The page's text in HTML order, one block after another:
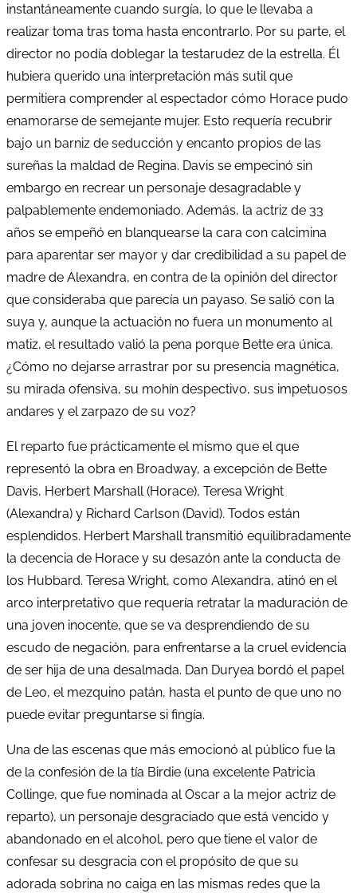
instantáneamente cuando surgía, lo que le llevaba a
realizar toma tras toma hasta encontrarlo. Por su parte, el
director no podía doblegar la testarudez de la estrella. Él
hubiera querido una interpretación más sutil que
permitiera comprender al espectador cómo Horace pudo
enamorarse de semejante mujer. Esto requería recubrir
bajo un barniz de seducción y encanto propios de las
sureñas la maldad de Regina. Davis se empecinó sin
embargo en recrear un personaje desagradable y
palpablemente endemoniado. Además, la actriz de 33
años se empeñó en blanquearse la cara con calcimina
para aparentar ser mayor y dar credibilidad a su papel de
madre de Alexandra, en contra de la opinión del director
que consideraba que parecía un payaso. Se salió con la
suya y, aunque la actuación no fuera un monumento al
matiz, el resultado valió la pena porque Bette era única.
¿Cómo no dejarse arrastrar por su presencia magnética,
su mirada ofensiva, su mohín despectivo, sus impetuosos
andares y el zarpazo de su voz?
El reparto fue prácticamente el mismo que el que
representó la obra en Broadway, a excepción de Bette
Davis, Herbert Marshall (Horace), Teresa Wright
(Alexandra) y Richard Carlson (David). Todos están
esplendidos. Herbert Marshall transmitió equilibradamente
la decencia de Horace y su desazón ante la conducta de
los Hubbard. Teresa Wright, como Alexandra, atinó en el
arco interpretativo que requería retratar la maduración de
una joven inocente, que se va desprendiendo de su
escudo de negación, para enfrentarse a la cruel evidencia
de ser hija de una desalmada. Dan Duryea bordó el papel
de Leo, el mezquino patán, hasta el punto de que uno no
puede evitar preguntarse si fingía.
Una de las escenas que más emocionó al público fue la
de la confesión de la tía Birdie (una excelente Patricia
Collinge, que fue nominada al Oscar a la mejor actriz de
reparto), un personaje desgraciado que está vencido y
abandonado en el alcohol, pero que tiene el valor de
confesar su desgracia con el propósito de que su
adorada sobrina no caiga en las mismas redes que la